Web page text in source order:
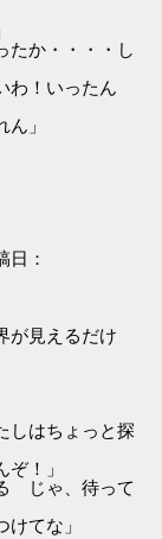
か・・・・し
わ！いったん
」
日：
が見えるだけ
しはちょっと探
！」
じゃ、待って
てな」